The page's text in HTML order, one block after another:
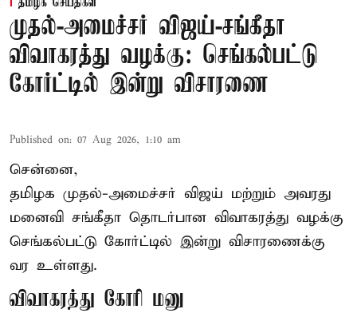
தமிழக செய்திகள்
முதல்-அமைச்சர் விஜய்-சங்கீதா
விவாகரத்து வழக்கு: செங்கல்பட்டு
கோர்ட்டில் இன்று விசாரணை
Published on: 07 Aug 2026, 1:10 am
சென்னை,
தமிழக முதல்-அமைச்சர் விஜய் மற்றும் அவரது
மனைவி சங்கீதா தொடர்பான விவாகரத்து வழக்கு
செங்கல்பட்டு கோர்ட்டில் இன்று விசாரணைக்கு
வர உள்ளது.
விவாகரத்து கோரி மனு